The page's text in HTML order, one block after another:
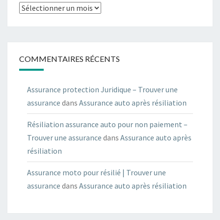
Archives
COMMENTAIRES RÉCENTS
Assurance protection Juridique – Trouver une
assurance dans Assurance auto après résiliation
Résiliation assurance auto pour non paiement –
Trouver une assurance dans Assurance auto après
résiliation
Assurance moto pour résilié | Trouver une
assurance dans Assurance auto après résiliation